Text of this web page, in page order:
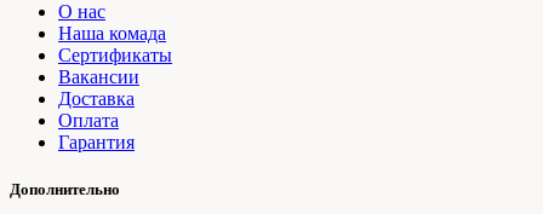
О нас
Наша комада
Сертификаты
Вакансии
Доставка
Оплата
Гарантия
Дополнительно